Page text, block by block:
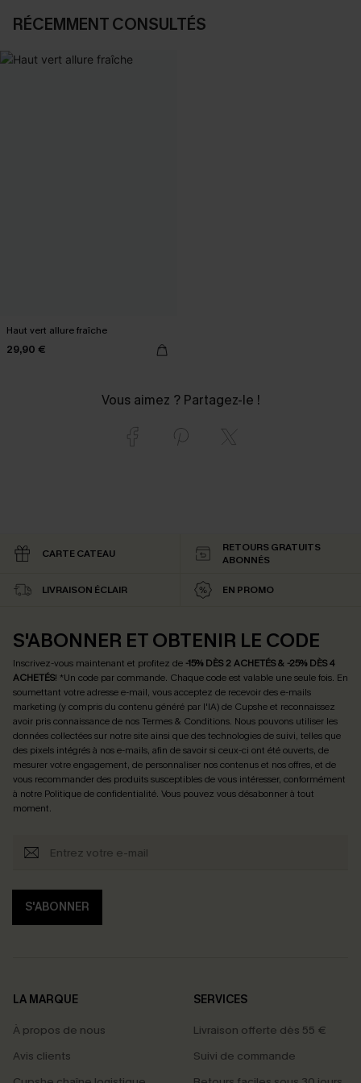
RÉCEMMENT CONSULTÉS
Haut vert allure fraîche
29,90 €
Vous aimez ? Partagez-le !
CARTE CATEAU
RETOURS GRATUITS
ABONNÉS
LIVRAISON ÉCLAIR EN PROMO
S'ABONNER ET OBTENIR LE CODE
Inscrivez-vous maintenant et profitez de -15% DÈS 2 ACHETÉS & -25% DÈS 4
ACHETÉS! *Un code par commande. Chaque code est valable une seule fois. En
soumettant votre adresse e-mail, vous acceptez de recevoir des e-mails
marketing (y compris du contenu généré par l'IA) de Cupshe et reconnaissez
avoir pris connaissance de nosTermes & Conditions. Nous pouvons utiliser les
données collectées sur notre site ainsi que des technologies de suivi, telles que
des pixels intégrés à nos e-mails, afin de savoir si ceux-ci ont été ouverts, de
mesurer votre engagement, de personnaliser nos contenus et nos offres, et de
vous recommander des produits susceptibles de vous intéresser, conformément
à notre Politique de confidentialité. Vous pouvez vous désabonner à tout
moment.
S'ABONNER
LA MARQUE
À propos de nous
Avis clients
SERVICES
Livraison offerte dès 55 €
Suivi de commande